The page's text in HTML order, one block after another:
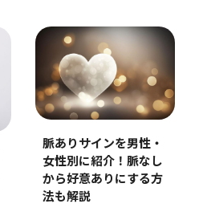
脈ありサインを男性・
女性別に紹介！脈なし
から好意ありにする方
法も解説